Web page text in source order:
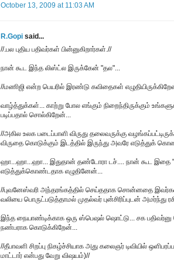
October 13, 2009 at 11:03 AM
R.Gopi said...
//.பல புதிய பதிவர்கள் பின்னுகிறார்கள்.//
நான் கூட இந்த லிஸ்ட்ல இருக்கேன் "தல"...
//மணிஜி என்ற பெயரில் இரண்டு கவிதைகள்
வாழ்த்துக்கள்... காற்று போல எங்கும் நிறைந்திருக்கும்
படிப்பதால் சொல்கிறேன்...
//அகில உலக படைப்பாளி விருது தலைவருக்கு
விருதை கொடுக்கும் இடத்தில் இருந்து அவரே எடுத்துக்
ஹா...ஹா...ஹா... இதுதான் தண்டோரா டச்.... நான் கூட‌ இதை "
எடுத்துக்கொண்ட‌தாக‌ எழுதினேன்...
//புவனேஸ்வரி அந்தரங்கத்தில் செய்ததாக சொன்னதை
வலியை பொருட்படுத்தாமல் முதல்வர் புன்சிரிப்புடன் அமர்ந்து
இந்த‌ நையாண்டிக்காக‌ ஒரு ஸ்பெஷ‌ல் ஷொட்டு... ச‌க‌
ந‌ண்ப‌ராக‌ கொடுக்கிறேன்...
//தீபாவளி சிறப்பு நிகழ்ச்சியாக அது கலைஞர் டிவியில்
மாட்டார் என்பது வேறு விஷயம்)//